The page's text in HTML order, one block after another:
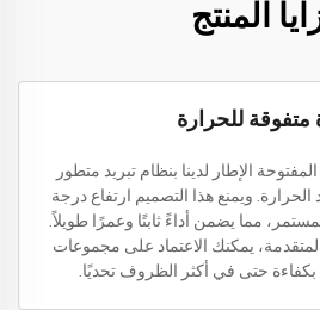
المنتج
متفوقة للحرارة
الإطار لدينا بنظام تبريد متطور
ويمنع هذا التصميم ارتفاع درجة
مما يضمن أداءً ثابتًا وعمرًا طويلاً.
يمكنك الاعتماد على مجموعات
بكفاءة حتى في أكثر الظروف تحديًا.